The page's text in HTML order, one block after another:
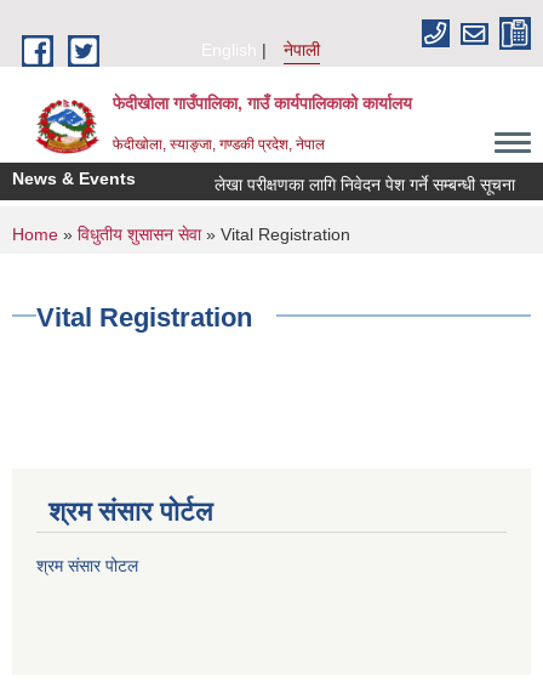
English
नेपाली
फेदीखोला गाउँपालिका, गाउँ कार्यपालिकाको कार्यालय
फेदीखोला, स्याङ्जा, गण्डकी प्रदेश, नेपाल
News & Events लेखा परीक्षणका लागि निवेदन पेश गर्ने सम्बन्धी सूचना
You are here
Home » विधुतीय शुसासन सेवा» Vital Registration
Vital Registration
श्रम संसार पोर्टल
श्रम संसार पोटल